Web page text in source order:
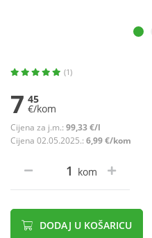
(1)
7 45
€/kom
Cijena za j.m.: 99,33 €/l
Cijena 02.05.2025.: 6,99 €/kom
kom
DODAJ U KOŠARICU